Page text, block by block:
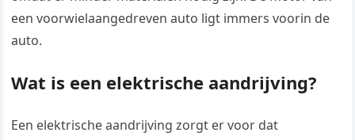
een voorwielaangedreven auto ligt immers voorin de
auto.
Wat is een elektrische aandrijving?
Een elektrische aandrijving zorgt er voor dat